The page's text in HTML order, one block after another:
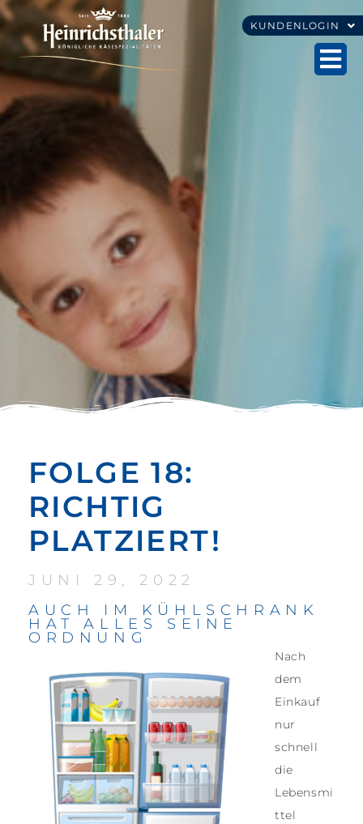
KUNDENLOGIN
FOLGE 18:
RICHTIG
PLATZIERT!
JUNI 29, 2022
AUCH IM KÜHLSCHRANK
HAT ALLES SEINE
ORDNUNG
Nach
dem
Einkauf
nur
schnell
die
Lebensmi
ttel